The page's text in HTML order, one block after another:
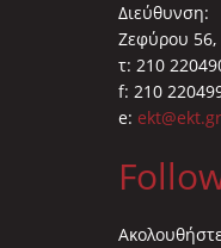
Διεύθυνση:
Ζεφύρου
τ: 210
f: 210
e: ekt@ekt.gr